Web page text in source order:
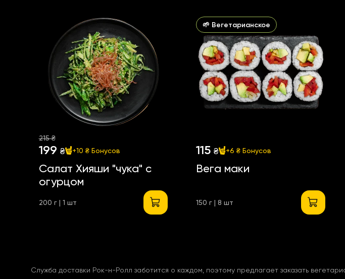
215 ₴
199 ₴ +10 ₴ Бонусов
Салат Хияши "чука" с
огурцом
200 г | 1 шт
🌱 Вегетарианское
115₴ +6 ₴ Бонусов
Вега маки
150 г | 8 шт
Служба доставки Рок-н-Ролл заботится о каждом, поэтому предлагает заказать